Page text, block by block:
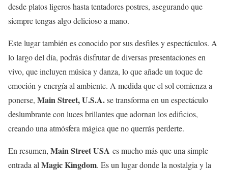
desde platos ligeros hasta tentadores postres, asegurando que
siempre tengas algo delicioso a mano.
Este lugar también es conocido por sus desfiles y espectáculos. A
lo largo del día, podrás disfrutar de diversas presentaciones en
vivo, que incluyen música y danza, lo que añade un toque de
emoción y energía al ambiente. A medida que el sol comienza a
ponerse, Main Street, U.S.A.se transforma en un espectáculo
deslumbrante con luces brillantes que adornan los edificios,
creando una atmósfera mágica que no querrás perderte.
En resumen, Main Street USA es mucho más que una simple
entrada al Magic Kingdom. Es un lugar donde la nostalgia y la